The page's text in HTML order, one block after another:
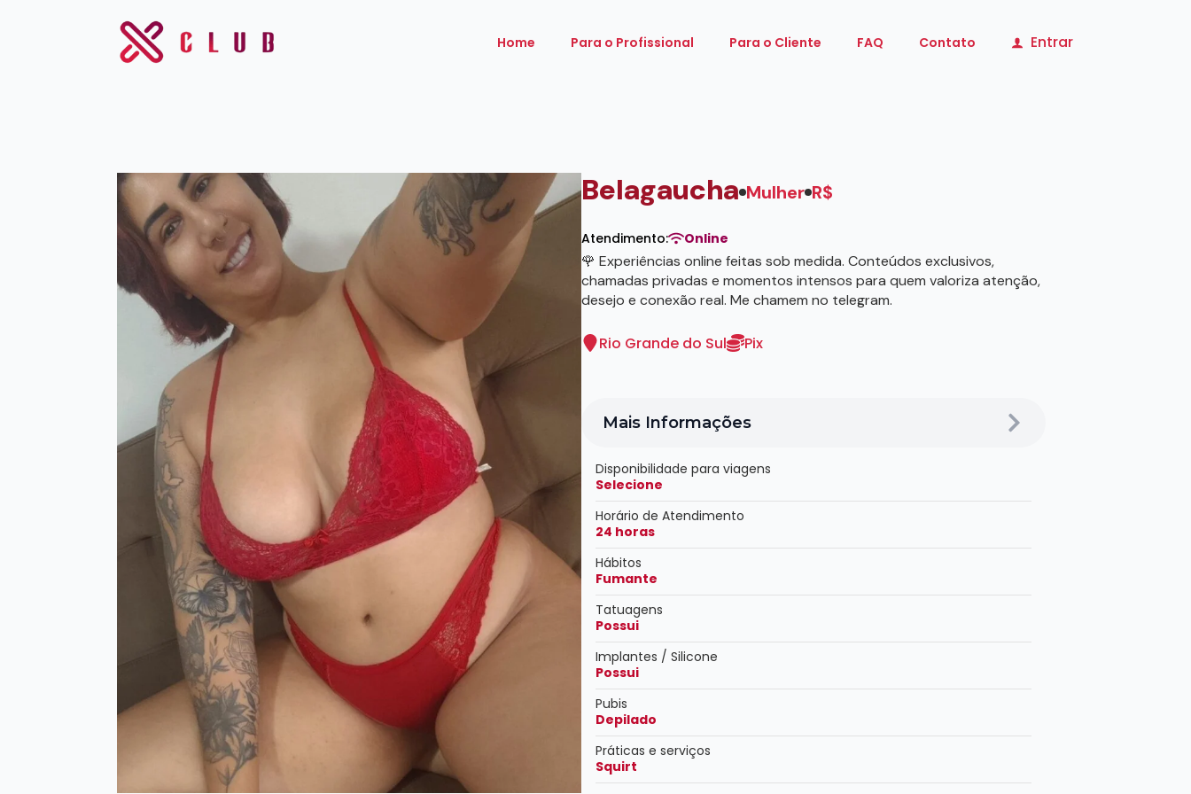
Home Para o Profissional Para o Cliente FAQ Contato Entrar
Belagaucha Mulher R$
Atendimento: Online
🌹 Experiências online feitas sob medida. Conteúdos exclusivos,
chamadas privadas e momentos intensos para quem valoriza atenção,
desejo e conexão real. Me chamem no telegram.
Rio Grande do Sul Pix
Mais Informações
Disponibilidade para viagens
Selecione
Horário de Atendimento
24 horas
Hábitos
Fumante
Tatuagens
Possui
Implantes / Silicone
Possui
Pubis
Depilado
Práticas e serviços
Squirt